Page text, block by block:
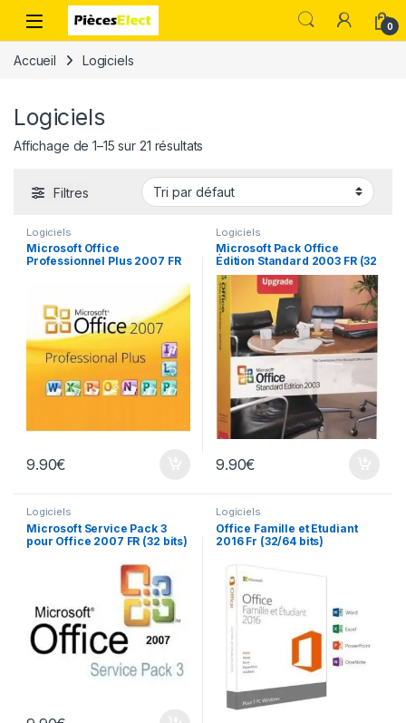
0
Accueil Logiciels
Logiciels
Affichage de 1–15 sur 21 résultats
Filtres
Logiciels
Microsoft Office
Professionnel Plus 2007 FR
9.90€
Logiciels
Microsoft Pack Office
Édition Standard 2003 FR (32
bits)
9.90€
Logiciels
Microsoft Service Pack 3
pour Office 2007 FR (32 bits)
Logiciels
Office Famille et Étudiant
2016 Fr (32/64 bits)